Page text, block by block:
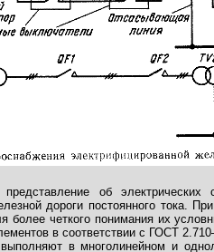
об электрических
дороги постоянного тока.
более четкого понимания их
в соответствии с ГОСТ
в многолинейном и